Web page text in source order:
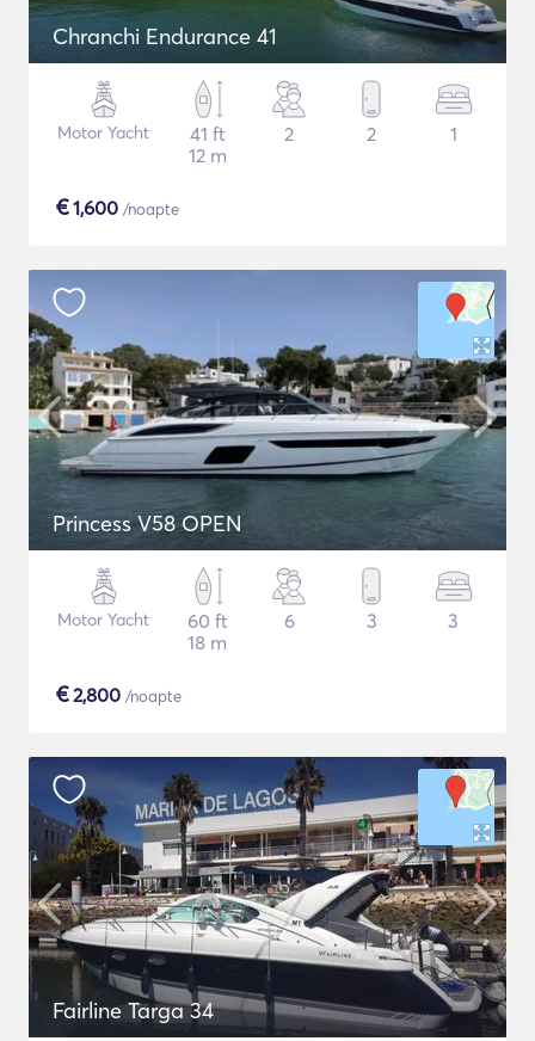
Chranchi Endurance 41
Motor Yacht
41 ft
12 m
2 2 1
€1,600 /noapte
Princess V58 OPEN
Motor Yacht
60 ft
18 m
6 3 3
€2,800 /noapte
Fairline Targa 34